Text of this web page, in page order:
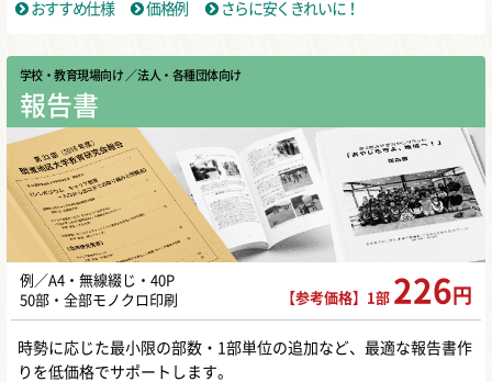
おすすめ仕様
価格例 さらに安くきれいに！
学校・教育現場向け ／ 法人・各種団体向け
報告書
例／A4・無線綴じ・40P
50部・全部モノクロ印刷
【参考価格】1部 226 円
時勢に応じた最小限の部数・1部単位の追加など、最適な報告書作
りを低価格でサポートします。